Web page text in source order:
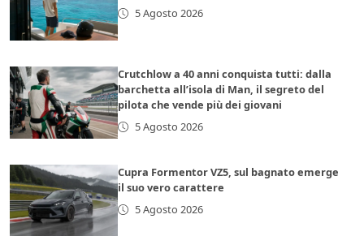
5 Agosto 2026
Crutchlow a 40 anni conquista tutti: dalla
barchetta all’isola di Man, il segreto del
pilota che vende più dei giovani
5 Agosto 2026
Cupra Formentor VZ5, sul bagnato emerge
il suo vero carattere
5 Agosto 2026